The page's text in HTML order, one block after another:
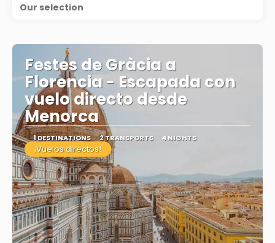
Our selection
Festes de Gràcia a
Florencia - Escapada con
vuelo directo desde
Menorca
1 DESTINATIONS 2 TRANSPORTS 4 NIGHTS
¡Vuelos directos!